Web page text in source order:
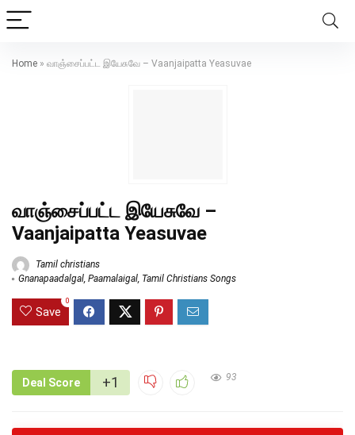
Home » வாஞ்சைப்பட்ட இயேசுவே – Vaanjaipatta Yeasuvae
வாஞ்சைப்பட்ட இயேசுவே –
Vaanjaipatta Yeasuvae
Tamil christians
Gnanapaadalgal, Paamalaigal, Tamil Christians Songs
Save
0
Deal Score +1 93